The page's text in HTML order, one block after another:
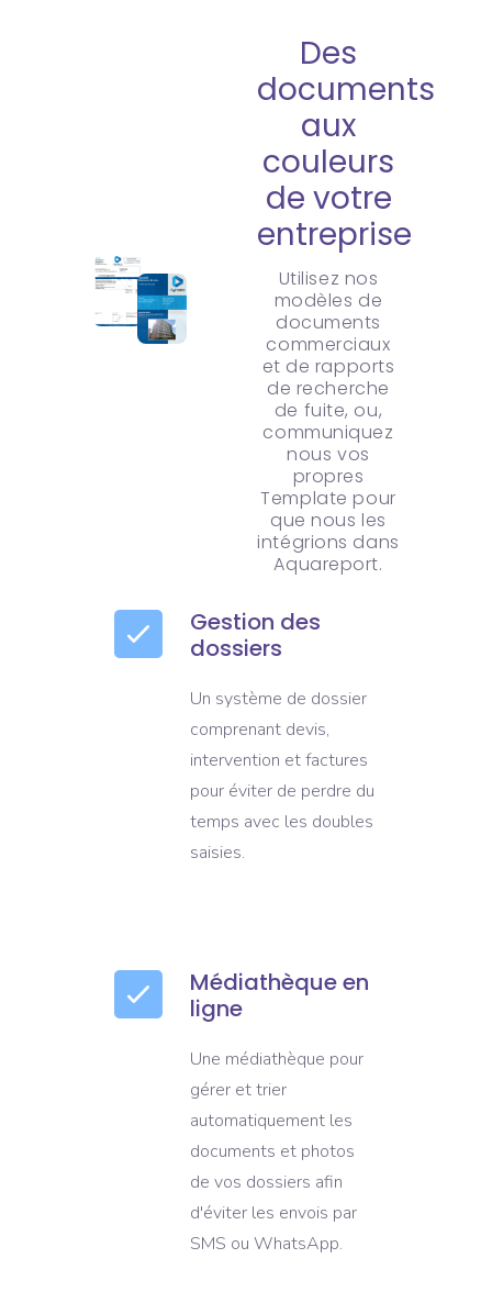
Des
documents
aux
couleurs
de votre
entreprise
Utilisez nos
modèles de
documents
commerciaux
et de rapports
de recherche
de fuite, ou,
communiquez
nous vos
propres
Template pour
que nous les
intégrions dans
Aquareport.
Gestion des
dossiers
Un système de dossier
comprenant devis,
intervention et factures
pour éviter de perdre du
temps avec les doubles
saisies.
Médiathèque en
ligne
Une médiathèque pour
gérer et trier
automatiquement les
documents et photos
de vos dossiers afin
d'éviter les envois par
SMS ou WhatsApp.